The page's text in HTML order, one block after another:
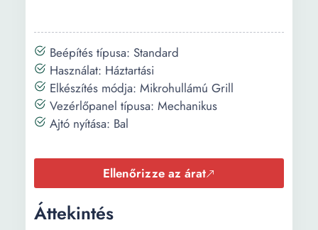
Beépítés típusa: Standard
Használat: Háztartási
Elkészítés módja: Mikrohullámú Grill
Vezérlőpanel típusa: Mechanikus
Ajtó nyítása: Bal
Ellenőrizze az árat
Áttekintés